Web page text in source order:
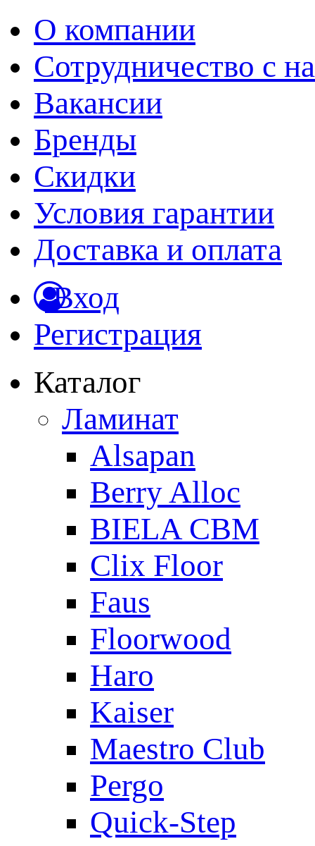
О компании
Сотрудничество с
Вакансии
Бренды
Скидки
Условия гарантии
Доставка и оплата
Вход
Регистрация
Каталог
Ламинат
Alsapan
Berry Alloc
BIELA CBM
Clix Floor
Faus
Floorwood
Haro
Kaiser
Maestro Club
Pergo
Quick-Step